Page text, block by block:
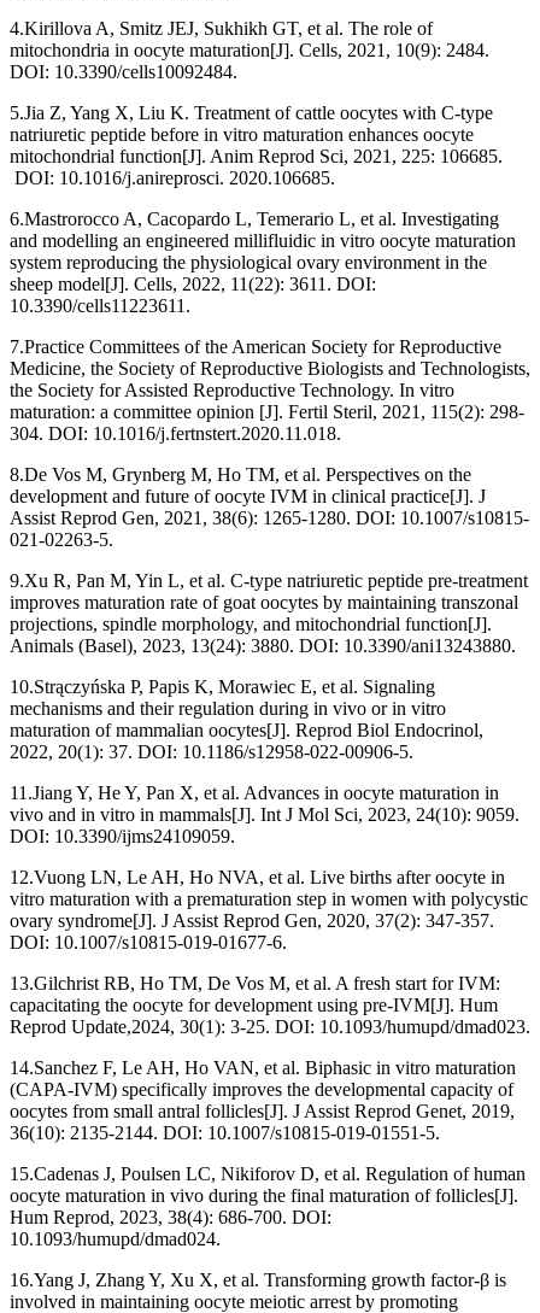
4.Kirillova A, Smitz JEJ, Sukhikh GT, et al. The role of
mitochondria in oocyte maturation[J]. Cells, 2021, 10(9): 2484.
DOI: 10.3390/cells10092484.
5.Jia Z, Yang X, Liu K. Treatment of cattle oocytes with C-type
natriuretic peptide before in vitro maturation enhances oocyte
mitochondrial function[J]. Anim Reprod Sci, 2021, 225: 106685.
DOI: 10.1016/j.anireprosci. 2020.106685.
6.Mastrorocco A, Cacopardo L, Temerario L, et al. Investigating
and modelling an engineered millifluidic in vitro oocyte maturation
system reproducing the physiological ovary environment in the
sheep model[J]. Cells, 2022, 11(22): 3611. DOI:
10.3390/cells11223611.
7.Practice Committees of the American Society for Reproductive
Medicine, the Society of Reproductive Biologists and Technologists,
the Society for Assisted Reproductive Technology. In vitro
maturation: a committee opinion [J]. Fertil Steril, 2021, 115(2): 298-
304. DOI: 10.1016/j.fertnstert.2020.11.018.
8.De Vos M, Grynberg M, Ho TM, et al. Perspectives on the
development and future of oocyte IVM in clinical practice[J]. J
Assist Reprod Gen, 2021, 38(6): 1265-1280. DOI: 10.1007/s10815-
021-02263-5.
9.Xu R, Pan M, Yin L, et al. C-type natriuretic peptide pre-treatment
improves maturation rate of goat oocytes by maintaining transzonal
projections, spindle morphology, and mitochondrial function[J].
Animals (Basel), 2023, 13(24): 3880. DOI: 10.3390/ani13243880.
10.Strączyńska P, Papis K, Morawiec E, et al. Signaling
mechanisms and their regulation during in vivo or in vitro
maturation of mammalian oocytes[J]. Reprod Biol Endocrinol,
2022, 20(1): 37. DOI: 10.1186/s12958-022-00906-5.
11.Jiang Y, He Y, Pan X, et al. Advances in oocyte maturation in
vivo and in vitro in mammals[J]. Int J Mol Sci, 2023, 24(10): 9059.
DOI: 10.3390/ijms24109059.
12.Vuong LN, Le AH, Ho NVA, et al. Live births after oocyte in
vitro maturation with a prematuration step in women with polycystic
ovary syndrome[J]. J Assist Reprod Gen, 2020, 37(2): 347-357.
DOI: 10.1007/s10815-019-01677-6.
13.Gilchrist RB, Ho TM, De Vos M, et al. A fresh start for IVM:
capacitating the oocyte for development using pre-IVM[J]. Hum
Reprod Update,2024, 30(1): 3-25. DOI: 10.1093/humupd/dmad023.
14.Sanchez F, Le AH, Ho VAN, et al. Biphasic in vitro maturation
(CAPA-IVM) specifically improves the developmental capacity of
oocytes from small antral follicles[J]. J Assist Reprod Genet, 2019,
36(10): 2135-2144. DOI: 10.1007/s10815-019-01551-5.
15.Cadenas J, Poulsen LC, Nikiforov D, et al. Regulation of human
oocyte maturation in vivo during the final maturation of follicles[J].
Hum Reprod, 2023, 38(4): 686-700. DOI:
10.1093/humupd/dmad024.
16.Yang J, Zhang Y, Xu X, et al. Transforming growth factor-β is
involved in maintaining oocyte meiotic arrest by promoting